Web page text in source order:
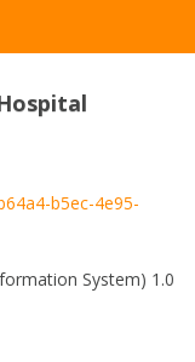
b5ec-4e95-
System) 1.0